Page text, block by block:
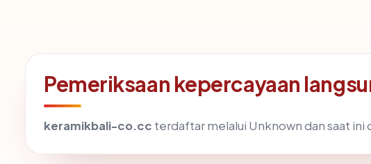
Pemeriksaan kepercayaan
keramikbali-co.cc terdaftar melalui Unknown dan saat ini